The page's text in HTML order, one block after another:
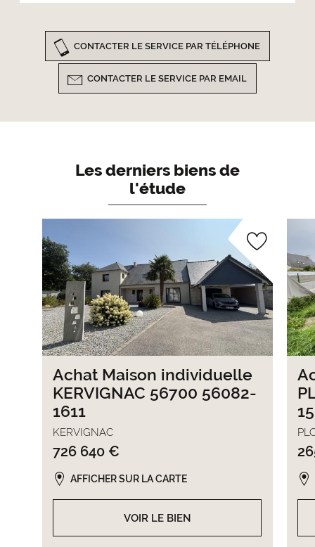
CONTACTER LE SERVICE PAR TÉLÉPHONE
CONTACTER LE SERVICE PAR EMAIL
Les derniers biens de
l'étude
Achat Maison individuelle
KERVIGNAC 56700 56082-
1611
KERVIGNAC
726 640 €
VOIR LE BIEN
AFFICHER SUR LA CARTE